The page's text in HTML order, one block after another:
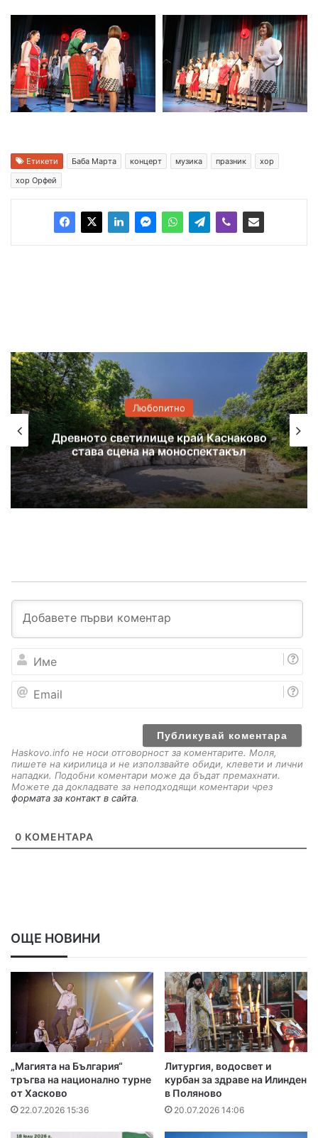
Етикети Баба Марта концерт музика празник
хор
хор Орфей
Любопитно
Книжки с нова премяна в детския
отдел на хасковската библиотека
е
a
Haskovo.info не носи отговорност за коментарите. Моля,
пишете на кирилица и не използвайте обиди, клевети и лични
нападки. Подобни коментари може да бъдат премахнати.
Можете да докладвате за неподходящи коментари чрез
формата за контакт в сайта.
0 КОМЕНТАРА
ОЩЕ НОВИНИ
„Магията на България“
тръгва на национално турне
от Хасково
22.07.2026 15:36
Литургия, водосвет и
курбан за здраве на Илинден
в Поляново
20.07.2026 14:06